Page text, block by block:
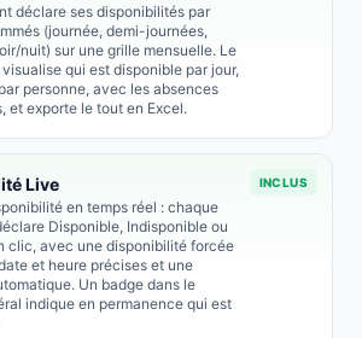
déclare ses disponibilités par
(journée, demi-journées,
nuit) sur une grille mensuelle. Le
qui est disponible par jour,
personne, avec les absences
et exporte le tout en Excel.
Live
en temps réel : chaque
Disponible, Indisponible ou
clic, avec une disponibilité forcée
et heure précises et une
Un badge dans le
indique en permanence qui est
INCLUS